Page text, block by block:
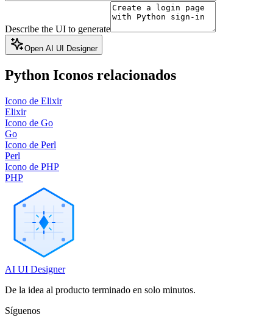
Describe the UI to generate
Open AI UI Designer
Python Iconos relacionados
Icono de Elixir
Elixir
Icono de Go
Go
Icono de Perl
Perl
Icono de PHP
PHP
AI UI Designer
De la idea al producto terminado en solo minutos.
Síguenos